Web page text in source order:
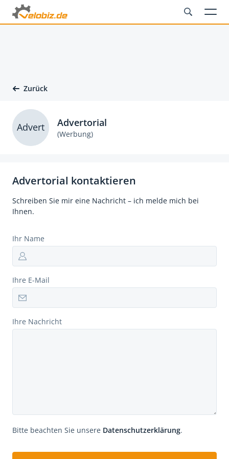
Zurück
Advertorial kontaktieren
Schreiben Sie mir eine Nachricht – ich melde mich bei
Ihnen.
Ihr Name
Ihre E-Mail
Ihre Nachricht
Bitte beachten Sie unsere Datenschutzerklärung.
Advert Advertorial
(Werbung)